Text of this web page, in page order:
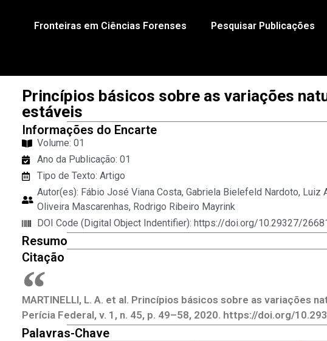
Fronteiras em Ciências Forenses Pesquisar Publicações
Princípios básicos sobre as variações
estáveis
Informações do Encarte
Volume: 01
Ano da Publicação: 01
Tipo de Texto: Artigo
Autor(es): Fábio José Viana Costa, Gabriela Bielefeld Nardoto, Luiz
Oliveira Mascarenhas, Rodrigo Ribeiro Mayrink
DOI Code (Digital Object Indentifier): https://doi.org/10.29327/
Resumo
Citação
MARTINELLI, L. A. et al. Princípios básicos sobre as variações
Perícia Federal, v. 1, n. 45, p. 49–58, 2020. https://doi.org/
Palavras-Chave